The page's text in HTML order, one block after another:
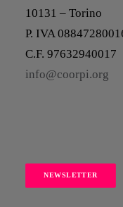
10131 – Torino
P. IVA
C.F. 97632940017
info@coorpi.org
NEWSLETTER